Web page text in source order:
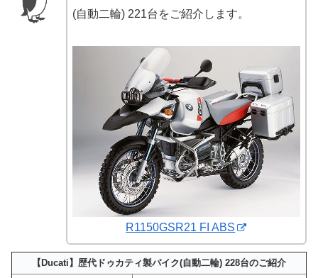
(自動二輪) 221台をご紹介します。
R1150GSR21 FI ABS
【Ducati】歴代ドゥカティ製バイク(自動二輪) 228台のご紹介